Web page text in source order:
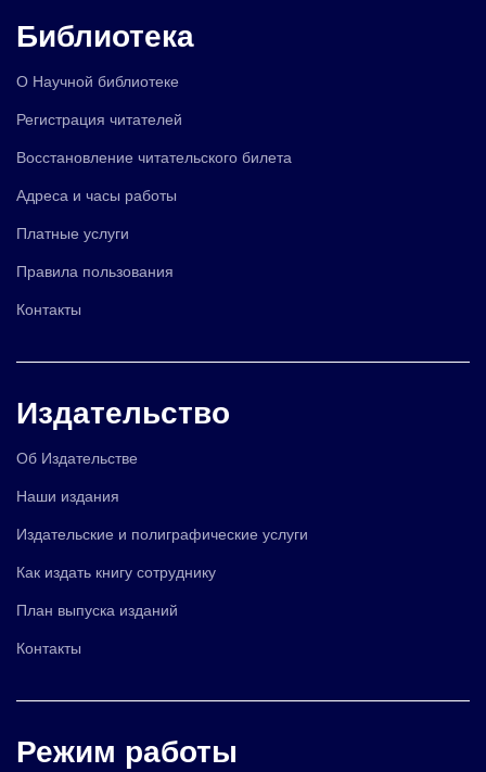
Библиотека
О Научной библиотеке
Регистрация читателей
Восстановление читательского билета
Адреса и часы работы
Платные услуги
Правила пользования
Контакты
Издательство
Об Издательстве
Наши издания
Издательские и полиграфические услуги
Как издать книгу сотруднику
План выпуска изданий
Контакты
Режим работы